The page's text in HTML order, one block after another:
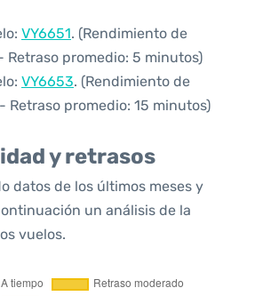
VY6651. (Rendimiento de
Retraso promedio: 5 minutos)
VY6653. (Rendimiento de
Retraso promedio: 15 minutos)
y retrasos
datos de los últimos meses y
un análisis de la
vuelos.